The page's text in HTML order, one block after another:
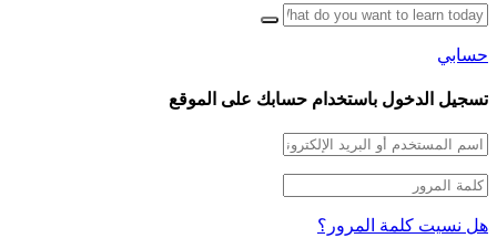
حسابي
تسجيل الدخول باستخدام حسابك على الموقع
هل نسيت كلمة المرور؟